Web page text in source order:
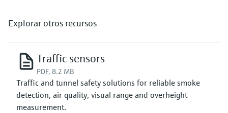
Explorar otros recursos
Traffic sensors
PDF, 8.2 MB
Traffic and tunnel safety solutions for reliable smoke
detection, air quality, visual range and overheight
measurement.